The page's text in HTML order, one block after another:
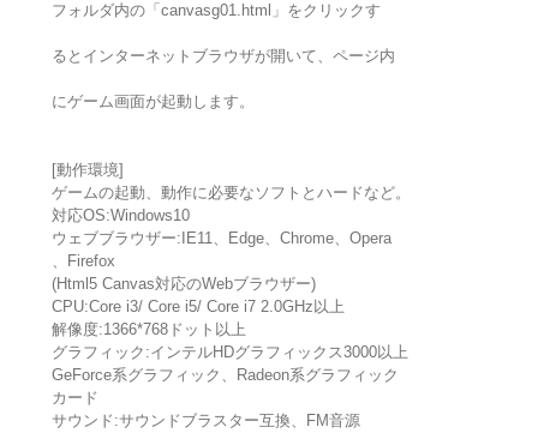
フォルダ内の「canvasg01.html」をクリックす
るとインターネットブラウザが開いて、ページ内
にゲーム画面が起動します。
[動作環境]
ゲームの起動、動作に必要なソフトとハードなど。
対応OS:Windows10
ウェブブラウザー:IE11、Edge、Chrome、Opera
、Firefox
(Html5 Canvas対応のWebブラウザー)
CPU:Core i3/ Core i5/ Core i7 2.0GHz以上
解像度:1366*768ドット以上
グラフィック:インテルHDグラフィックス3000以上
GeForce系グラフィック、Radeon系グラフィック
カード
サウンド:サウンドブラスター互換、FM音源